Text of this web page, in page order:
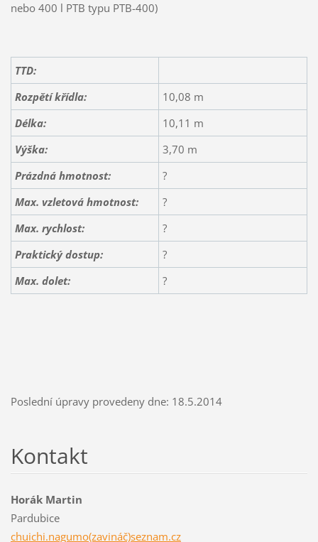
nebo 400 l PTB typu PTB-400)
TTD:
Rozpětí křídla:
10,08 m
Délka:
10,11 m
Výška:
3,70 m
Prázdná hmotnost:
?
Max. vzletová hmotnost:
?
Max. rychlost:
?
Praktický dostup:
?
Max. dolet:
?
Poslední úpravy provedeny dne: 18.5.2014
Kontakt
Horák Martin
Pardubice
chuichi.nagumo(zavináč)seznam.cz